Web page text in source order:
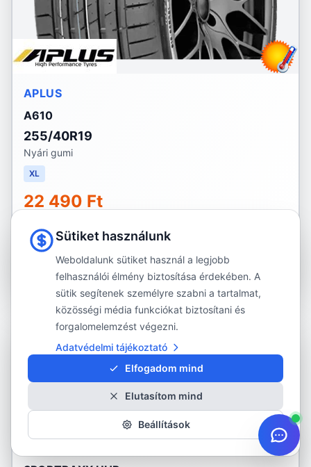
APLUS
A610
255/40R19
Nyári gumi
XL
22 490 Ft
Rendelhető:
Szállítás: 5-6 munkanap
Részletek
LANDSPIDER
255/40R19
Kép hamarosan
RENDELÉSRE
Sütiket használunk
Weboldalunk sütiket használ a legjobb
felhasználói élmény biztosítása érdekében. A
sütik segítenek személyre szabni a tartalmat,
közösségi média funkciókat biztosítani és
forgalomelemzést végezni.
Adatvédelmi tájékoztató
Elfogadom mind
Elutasítom mind
Beállítások